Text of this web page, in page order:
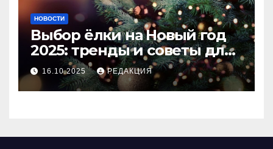
НОВОСТИ
Выбор ёлки на Новый год
2025: тренды и советы для
идеального праздника
16.10.2025 РЕДАКЦИЯ